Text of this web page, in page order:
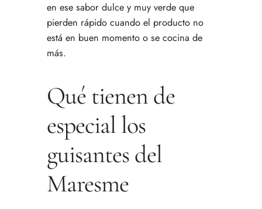
en ese sabor dulce y muy verde que
pierden rápido cuando el producto no
está en buen momento o se cocina de
más.
Qué tienen de
especial los
guisantes del
Maresme